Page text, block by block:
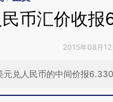
民币汇价收报
2015年08月
元兑人民币的中间价报